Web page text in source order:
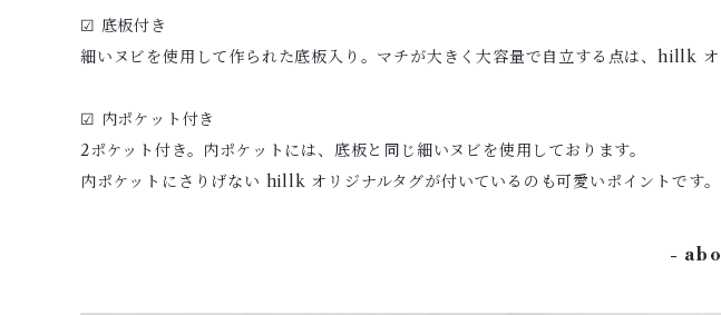
☑︎ 底板付き
細いヌビを使用して作られた底板入り。マチが大きく大容量で自立する点は、hillk オ
☑︎ 内ポケット付き
2ポケット付き。内ポケットには、底板と同じ細いヌビを使用しております。
内ポケットにさりげない hillk オリジナルタグが付いているのも可愛いポイントです。
-